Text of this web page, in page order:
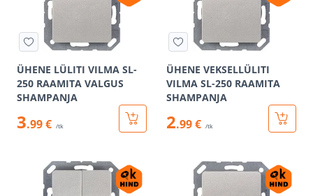
ÜHENE LÜLITI VILMA SL-
250 RAAMITA VALGUS
SHAMPANJA
3.99 € /tk
ÜHENE VEKSELLÜLITI
VILMA SL-250 RAAMITA
SHAMPANJA
2.99 € /tk